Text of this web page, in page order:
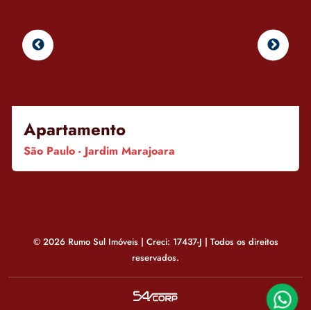
Apartamento
São Paulo - Jardim Marajoara
© 2026 Rumo Sul Imóveis | Creci: 17437-J | Todos os direitos
reservados.